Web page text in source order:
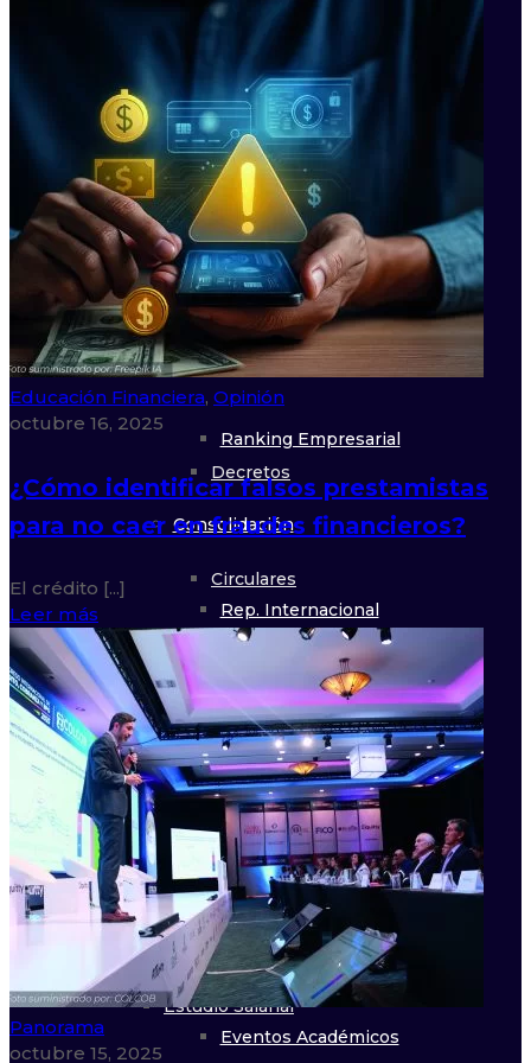
Artículos
Boletín Jurídico
Data
Estudio Salarial
Estudio de Mercado 2022
Ranking Empresarial
Consolidación
Rep. Internacional
Rep. Gubernamental
Cobertura Asociados
Observatorio de
Convocatorias
Eventos Académicos
Capítulo de Abogados
Observatorio Regulatorio
Marco Normativo LATAM
Leyes
Decretos
Circulares
Artículos
Boletín Jurídico
Data
Estudio Salarial
Educación Financiera, Opinión
octubre 16, 2025
¿Cómo identificar falsos prestamistas
para no caer en fraudes financieros?
El crédito [...]
Leer más
Panorama
octubre 15, 2025